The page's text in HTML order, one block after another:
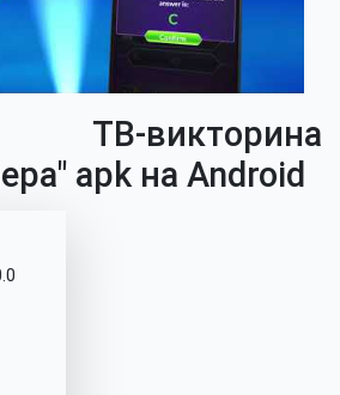
ТВ-викторина
apk на Android